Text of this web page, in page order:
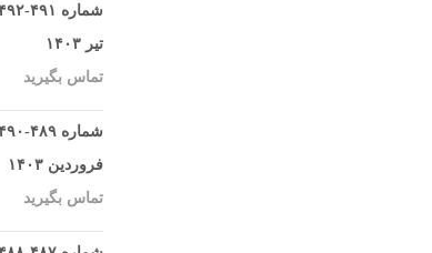
تیر ۱۴۰۳
تماس بگیرید
فروردین ۱۴۰۳
تماس بگیرید